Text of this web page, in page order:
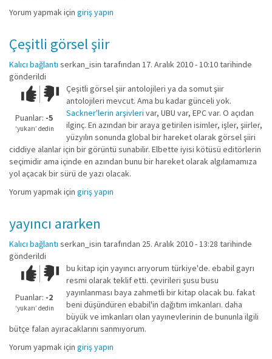
Yorum yapmak için giriş yapın
Çeşitli görsel şiir
Kalıcı bağlantı serkan_isin tarafından 17. Aralık 2010 - 10:10 tarihinde
gönderildi
Çok iyi!O
kadar
iyi
değil!
Puanlar: -5
‘yukarı’ dedin
Çeşitli görsel şiir antolojileri ya da somut şiir
antolojileri mevcut. Ama bu kadar günceli yok.
Sackner'lerin arşivleri var, UBU var, EPC var. O açıdan
ilginç. En azından bir araya getirilen isimler, işler, şiirler,
yüzyılın sonunda global bir hareket olarak görsel şiiri
ciddiye alanlar için bir görüntü sunabilir. Elbette iyisi kötüsü editörlerin
seçimidir ama içinde en azından bunu bir hareket olarak algılamamıza
yol açacak bir sürü de yazı olacak.
Yorum yapmak için giriş yapın
yayıncı ararken
Kalıcı bağlantı serkan_isin tarafından 25. Aralık 2010 - 13:28 tarihinde
gönderildi
Çok iyi!O
kadar
iyi
değil!
Puanlar: -2
‘yukarı’ dedin
bu kitap için yayıncı arıyorum türkiye'de. ebabil gayrı
resmi olarak teklif etti. çevirileri şusu busu
yayınlanması baya zahmetli bir kitap olacak bu. fakat
beni düşündüren ebabil'in dağıtım imkanları. daha
büyük ve imkanları olan yayınevlerinin de bununla ilgili
bütçe falan ayıracaklarını sanmıyorum.
Yorum yapmak için giriş yapın